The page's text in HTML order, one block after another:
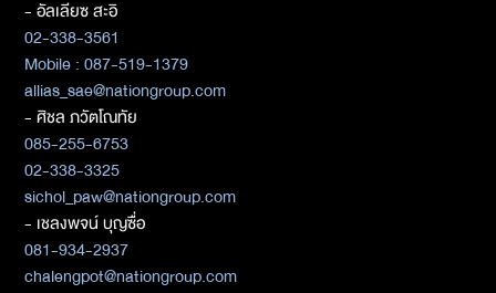
- อัลเลียซ สะอิ
02-338-3561
Mobile : 087-519-1379
allias_sae@nationgroup.com
- ศิชล ภวัตโณทัย
085-255-6753
02-338-3325
sichol_paw@nationgroup.com
- เชลงพจน์ บุญซื่อ
081-934-2937
chalengpot@nationgroup.com